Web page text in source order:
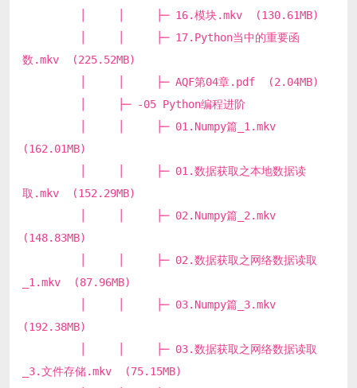
│ │ ├─ 16.模块.mkv (130.61MB)
│ │ ├─ 17.Python当中的重要函
数.mkv (225.52MB)
│ │ ├─ AQF第04章.pdf (2.04MB)
│ ├─ -05 Python编程进阶
│ │ ├─ 01.Numpy篇_1.mkv
(162.01MB)
│ │ ├─ 01.数据获取之本地数据读
取.mkv (152.29MB)
│ │ ├─ 02.Numpy篇_2.mkv
(148.83MB)
│ │ ├─ 02.数据获取之网络数据读取
_1.mkv (87.96MB)
│ │ ├─ 03.Numpy篇_3.mkv
(192.38MB)
│ │ ├─ 03.数据获取之网络数据读取
_3.文件存储.mkv (75.15MB)